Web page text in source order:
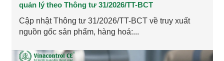
quản lý theo Thông tư 31/2026/TT-BCT
Cập nhật Thông tư 31/2026/TT-BCT về truy xuất
nguồn gốc sản phẩm, hàng hoá:...